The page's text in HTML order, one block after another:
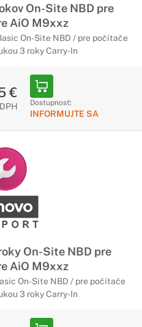
On-Site NBD pre
AiO M9xxz
On-Site NBD / pre počítače
3 roky Carry-In
€
Dostupnosť:
INFORMUJTE SA
On-Site NBD pre
AiO M9xxz
On-Site NBD / pre počítače
3 roky Carry-In